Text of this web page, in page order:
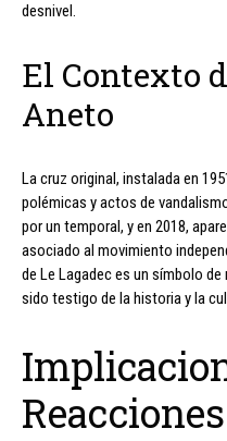
desnivel.
El Contexto
Aneto
La cruz original, instalada en
polémicas y actos de
por un temporal, y en 2018,
asociado al movimiento
de Le Lagadec es un símbolo
sido testigo de la historia y la
Reacciones